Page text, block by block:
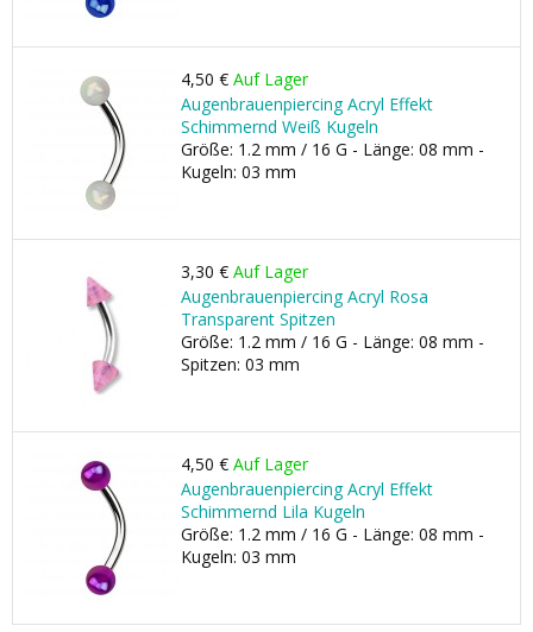
4,50 € Auf Lager
Augenbrauenpiercing Acryl Effekt
Schimmernd Weiß Kugeln
Größe: 1.2 mm / 16 G - Länge: 08 mm -
Kugeln: 03 mm
3,30 € Auf Lager
Augenbrauenpiercing Acryl Rosa
Transparent Spitzen
Größe: 1.2 mm / 16 G - Länge: 08 mm -
Spitzen: 03 mm
4,50 € Auf Lager
Augenbrauenpiercing Acryl Effekt
Schimmernd Lila Kugeln
Größe: 1.2 mm / 16 G - Länge: 08 mm -
Kugeln: 03 mm